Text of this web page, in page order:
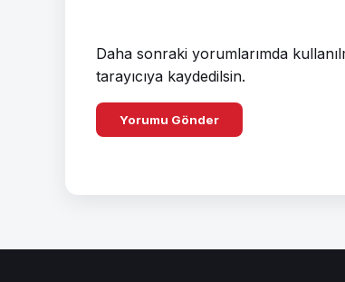
Daha sonraki yorumlarımda
tarayıcıya kaydedilsin.